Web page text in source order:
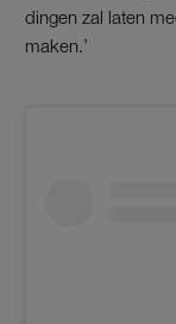
dingen zal laten
maken.’